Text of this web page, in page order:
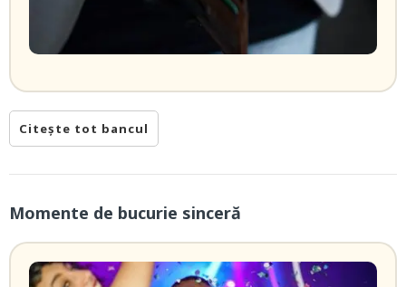
Citește tot bancul
Momente de bucurie sinceră